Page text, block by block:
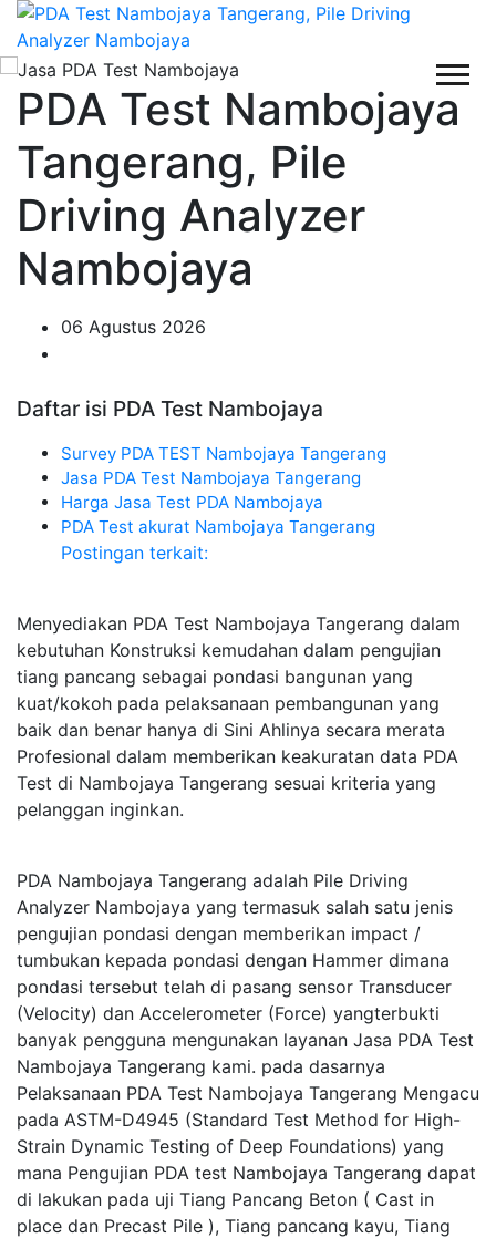
PDA Test Nambojaya
Tangerang, Pile
Driving Analyzer
Nambojaya
06 Agustus 2026
Daftar isi PDA Test Nambojaya
Survey PDA TEST Nambojaya Tangerang
Jasa PDA Test Nambojaya Tangerang
Harga Jasa Test PDA Nambojaya
PDA Test akurat Nambojaya Tangerang
Postingan terkait:
Menyediakan PDA Test Nambojaya Tangerang dalam
kebutuhan Konstruksi kemudahan dalam pengujian
tiang pancang sebagai pondasi bangunan yang
kuat/kokoh pada pelaksanaan pembangunan yang
baik dan benar hanya di Sini Ahlinya secara merata
Profesional dalam memberikan keakuratan data PDA
Test di Nambojaya Tangerang sesuai kriteria yang
pelanggan inginkan.
PDA Nambojaya Tangerang adalah Pile Driving
Analyzer Nambojaya yang termasuk salah satu jenis
pengujian pondasi dengan memberikan impact /
tumbukan kepada pondasi dengan Hammer dimana
pondasi tersebut telah di pasang sensor Transducer
(Velocity) dan Accelerometer (Force) yangterbukti
banyak pengguna mengunakan layanan Jasa PDA Test
Nambojaya Tangerang kami. pada dasarnya
Pelaksanaan PDA Test Nambojaya Tangerang Mengacu
pada ASTM-D4945 (Standard Test Method for High-
Strain Dynamic Testing of Deep Foundations) yang
mana Pengujian PDA test Nambojaya Tangerang dapat
di lakukan pada uji Tiang Pancang Beton ( Cast in
place dan Precast Pile ), Tiang pancang kayu, Tiang